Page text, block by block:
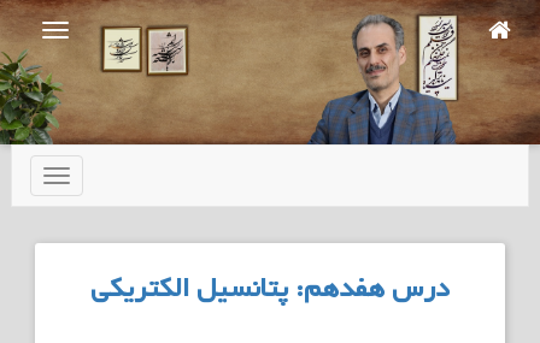
Skip
to
main
content
تعویض
ناوبری
درس هفدهم: پتانسیل الکتریکی